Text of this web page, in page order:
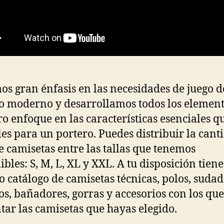
gran énfasis en las necesidades de juego
moderno y desarrollamos todos los
enfoque en las características esenciales
para un portero. Puedes distribuir la
camisetas entre las tallas que tenemos
S, M, L, XL y XXL. A tu disposición
catálogo de camisetas técnicas, polos,
bañadores, gorras y accesorios con los que
las camisetas que hayas elegido.